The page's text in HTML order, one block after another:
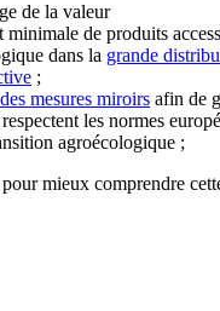
de la valeur
de produits
dans la grande
;
mesures miroirs afin de
les normes
agroécologique ;
mieux comprendre